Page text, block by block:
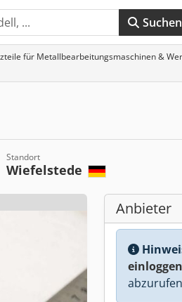
Suchen
für Metallbearbeitungsmaschinen &
Standort
Wiefelstede
Anbieter